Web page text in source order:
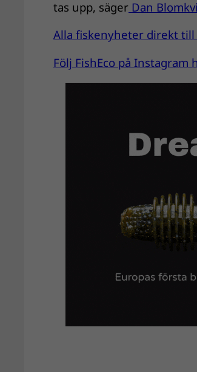
tas upp, säger Dan
Alla fiskenyheter direkt
Följ FishEco på Instagram